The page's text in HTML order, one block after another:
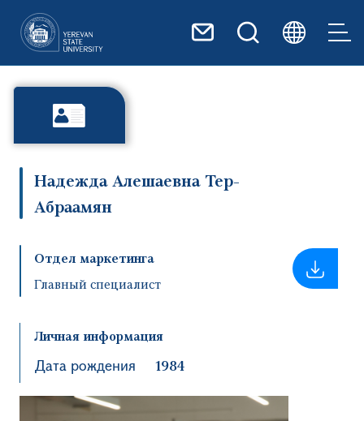
Надежда Алешаевна Тер-
Абраамян
Отдел маркетинга
Главный специалист
Личная информация
Дата рождения 1984